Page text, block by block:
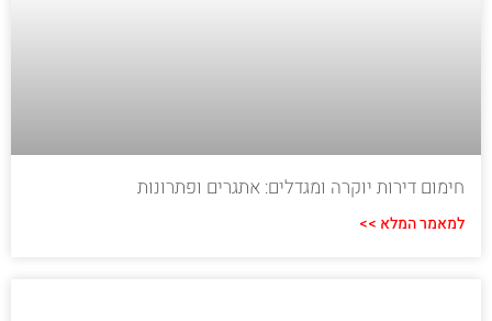
חימום דירות יוקרה ומגדלים: אתגרים ופתרונות
למאמר המלא >>